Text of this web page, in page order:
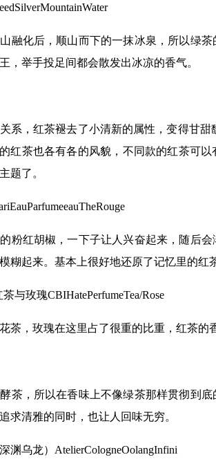
融化后，顺山而下的一抹冰泉，所以绿
，举手投足间都会散发出冰凉的香气。
系，红茶褪去了小清新的属性，变得甘
红茶也各有各的风貌，不同款的红茶可
题了。
粉红胡椒，一下子让人兴奋起来，随后
糊起来。基本上很好地还原了记忆里的红
与玫瑰CBIHatePerfumeTea/Rose
茶，玫瑰在这里占了很重的比重，红茶的
茶，所以在香味上不像绿茶那样贯彻到
求清雅的同时，也让人回味无穷。
渊乌龙）AtelierCologneOolangInfini